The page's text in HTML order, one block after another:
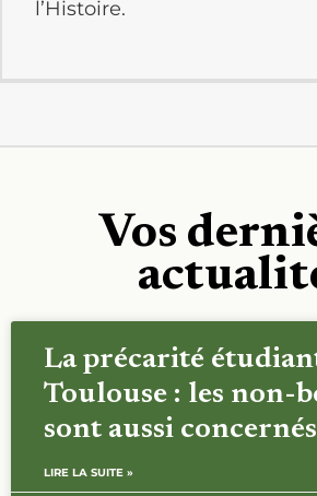
l’Histoire.
Vos
La précarité
Toulouse : les non-
sont aussi concernés
LIRE LA SUITE »